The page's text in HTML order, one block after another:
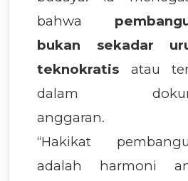
bahwa
bukan sekadar
teknokratis atau
dalam
anggaran.
“Hakikat
adalah harmoni